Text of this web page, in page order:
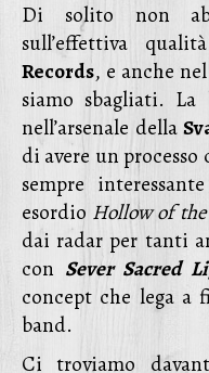
Di solito non
sull’effettiva
Records, e anche
siamo sbagliati. La
nell’arsenale della
di avere un
sempre
esordio Hollow of
dai radar per tanti
con Sever Sacred
concept che lega a
band.
Ci troviamo